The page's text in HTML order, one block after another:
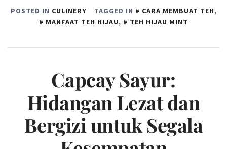
POSTED IN CULINERY TAGGED IN CARA MEMBUAT TEH,
MANFAAT TEH HIJAU, TEH HIJAU MINT
Capcay Sayur:
Hidangan Lezat dan
Bergizi untuk Segala